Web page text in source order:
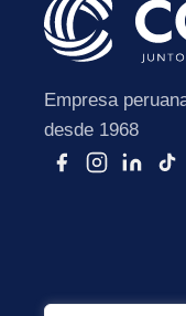
Empresa
desde 1968